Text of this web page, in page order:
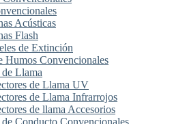
Acústicas
Flash
de Extinción
Humos Convencionales
Llama
de Llama UV
de Llama Infrarrojos
de llama Accesorios
de Conducto Convencionales